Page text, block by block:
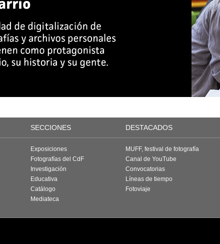
SECCIONES DESTACADOS
Exposiciones
Fotografías del CdF
Investigación
Educativa
Catálogo
Mediateca
MUFF, festival de fotografía
Canal de YouTube
Convocatorias
Líneas de tiempo
Fotoviaje